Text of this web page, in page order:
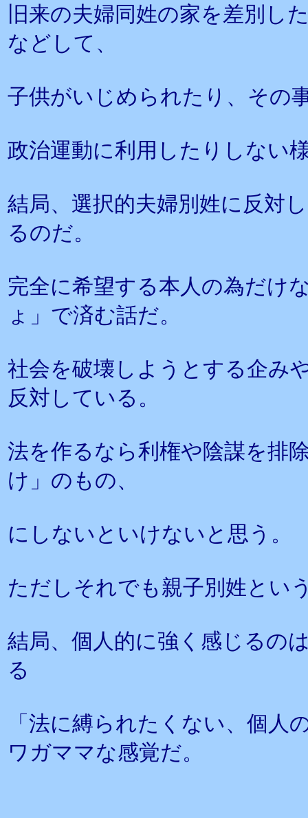
旧来の夫婦同姓の家を差別し
などして、
子供がいじめられたり、その
政治運動に利用したりしない
結局、選択的夫婦別姓に反対
るのだ。
完全に希望する本人の為だけ
ょ」で済む話だ。
社会を破壊しようとする企み
反対している。
法を作るなら利権や陰謀を排
け」のもの、
にしないといけないと思う。
ただしそれでも親子別姓とい
結局、個人的に強く感じるの
る
「法に縛られたくない、個人
ワガママな感覚だ。